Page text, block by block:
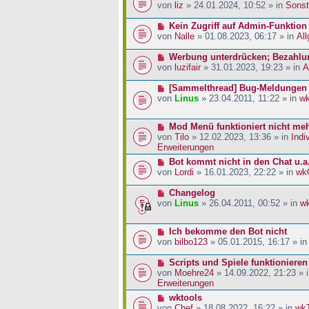
g
i
a
r
e
i
a
e
e
r
e
i
a
von liz » 24.01.2024, 10:52 » in
N
e
e
r
e
i
r
a
g
Kein Zugriff auf Admin-
von Nalle » 01.08.2023, 06:17 » in
N
e
e
r
e
t
r
a
g
Werbung unterdrücken;
von luzifair » 31.01.2023, 19:23 » in
N
e
e
B
e
t
a
g
[Sammelthread] Bug-Meldungen
von Linus » 23.04.2011, 11:22 » in
N
e
u
e
B
e
t
a
g
Mod Menü funktioniert nicht
von Tilo » 12.02.2023, 13:36 » in
Erweiterungen
N
e
e
r
e
t
r
a
g
Bot kommt nicht in den Chat u.a.
von
Lordi » 16.01.2023, 22:22 » in
N
e
e
B
e
t
r
a
g
Changelog
von Linus » 26.04.2011, 00:52 » in
N
e
e
r
B
e
Ich bekomme den Bot nicht
von bilbo123 » 05.01.2015, 16:17 » in
N
e
u
e
Scripts und Spiele
von Moehre24 » 14.09.2022, 21:23 »
Erweiterungen
Nwktools